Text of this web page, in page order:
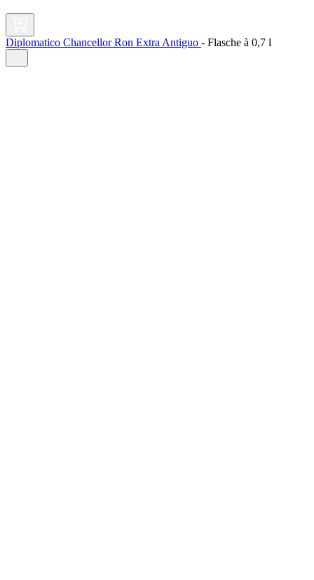
Diplomatico Chancellor Ron Extra Antiguo - Flasche à 0,7 l